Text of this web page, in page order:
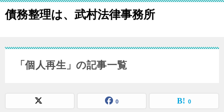
債務整理は、武村法律事務所
「個人再生」の記事一覧
0 0